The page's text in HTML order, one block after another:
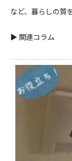
など、暮らしの質
▶ 関連コラム